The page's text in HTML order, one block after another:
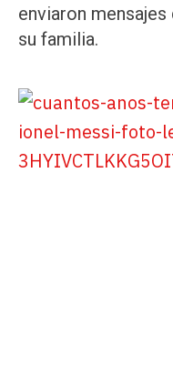
enviaron
su familia.